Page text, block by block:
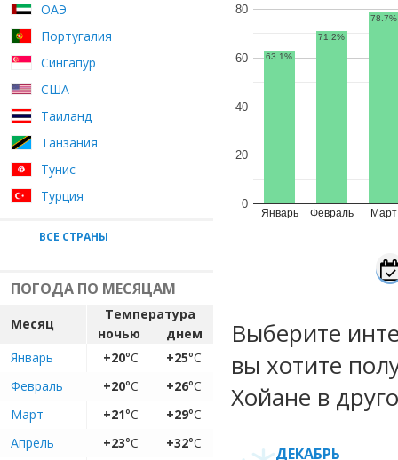
ОАЭ
Португалия
Сингапур
США
Таиланд
Танзания
Тунис
Турция
ВСЕ СТРАНЫ
ПОГОДА ПО МЕСЯЦАМ
Месяц
Температура
ночью
днем
Январь
+20°C +25°C
Февраль
+20°C +26°C
Март
+21°C +29°C
Апрель
+23°C +32°C
Январь Февраль Март
0
20
40
60
80
63.1%
71.2%
78.7%
Выберите
вы хотите
Хойане в
ДЕКАБРЬ